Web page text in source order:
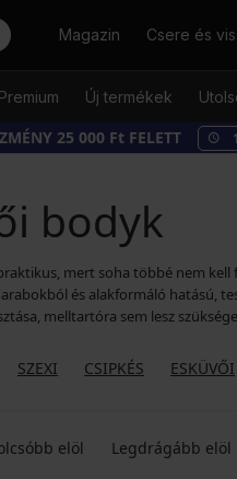
KeresésMagazin Csere és
Premium Új termékek
25 000 Ft FELETT
bodyk
mert soha többé nem
és alakformáló hatású,
melltartóra sem lesz
SZEXI CSIPKÉS ESKÜVŐI
elöl Legdrágább elöl